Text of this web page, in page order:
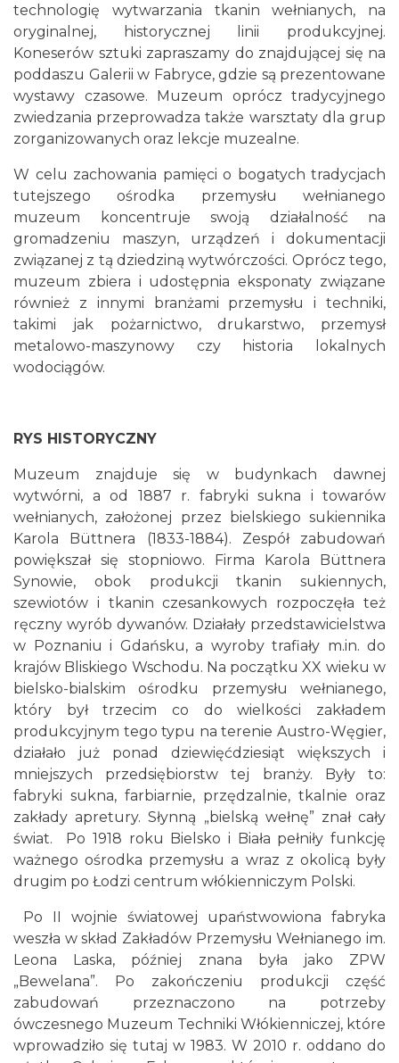
technologię wytwarzania tkanin wełnianych, na
oryginalnej, historycznej linii produkcyjnej.
Koneserów sztuki zapraszamy do znajdującej się na
poddaszu Galerii w Fabryce, gdzie są prezentowane
wystawy czasowe. Muzeum oprócz tradycyjnego
zwiedzania przeprowadza także warsztaty dla grup
zorganizowanych oraz lekcje muzealne.
W celu zachowania pamięci o bogatych tradycjach
tutejszego ośrodka przemysłu wełnianego
muzeum koncentruje swoją działalność na
gromadzeniu maszyn, urządzeń i dokumentacji
związanej z tą dziedziną wytwórczości. Oprócz tego,
muzeum zbiera i udostępnia eksponaty związane
również z innymi branżami przemysłu i techniki,
takimi jak pożarnictwo, drukarstwo, przemysł
metalowo-maszynowy czy historia lokalnych
wodociągów.
RYS HISTORYCZNY
Muzeum znajduje się w budynkach dawnej
wytwórni, a od 1887 r. fabryki sukna i towarów
wełnianych, założonej przez bielskiego sukiennika
Karola Büttnera (1833-1884). Zespół zabudowań
powiększał się stopniowo. Firma Karola Büttnera
Synowie, obok produkcji tkanin sukiennych,
szewiotów i tkanin czesankowych rozpoczęła też
ręczny wyrób dywanów. Działały przedstawicielstwa
w Poznaniu i Gdańsku, a wyroby trafiały m.in. do
krajów Bliskiego Wschodu. Na początku XX wieku w
bielsko-bialskim ośrodku przemysłu wełnianego,
który był trzecim co do wielkości zakładem
produkcyjnym tego typu na terenie Austro-Węgier,
działało już ponad dziewięćdziesiąt większych i
mniejszych przedsiębiorstw tej branży. Były to:
fabryki sukna, farbiarnie, przędzalnie, tkalnie oraz
zakłady apretury. Słynną „bielską wełnę” znał cały
świat. Po 1918 roku Bielsko i Biała pełniły funkcję
ważnego ośrodka przemysłu a wraz z okolicą były
drugim po Łodzi centrum włókienniczym Polski.
Po II wojnie światowej upaństwowiona fabryka
weszła w skład Zakładów Przemysłu Wełnianego im.
Leona Laska, później znana była jako ZPW
„Bewelana”. Po zakończeniu produkcji część
zabudowań przeznaczono na potrzeby
ówczesnego Muzeum Techniki Włókienniczej, które
wprowadziło się tutaj w 1983. W 2010 r. oddano do